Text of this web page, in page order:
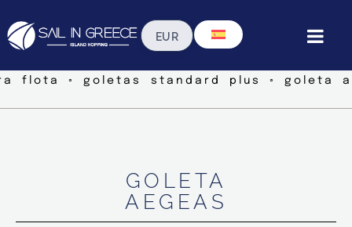
flota ◦ goletas standard plus ◦ goleta
GOLETA
AEGEAS